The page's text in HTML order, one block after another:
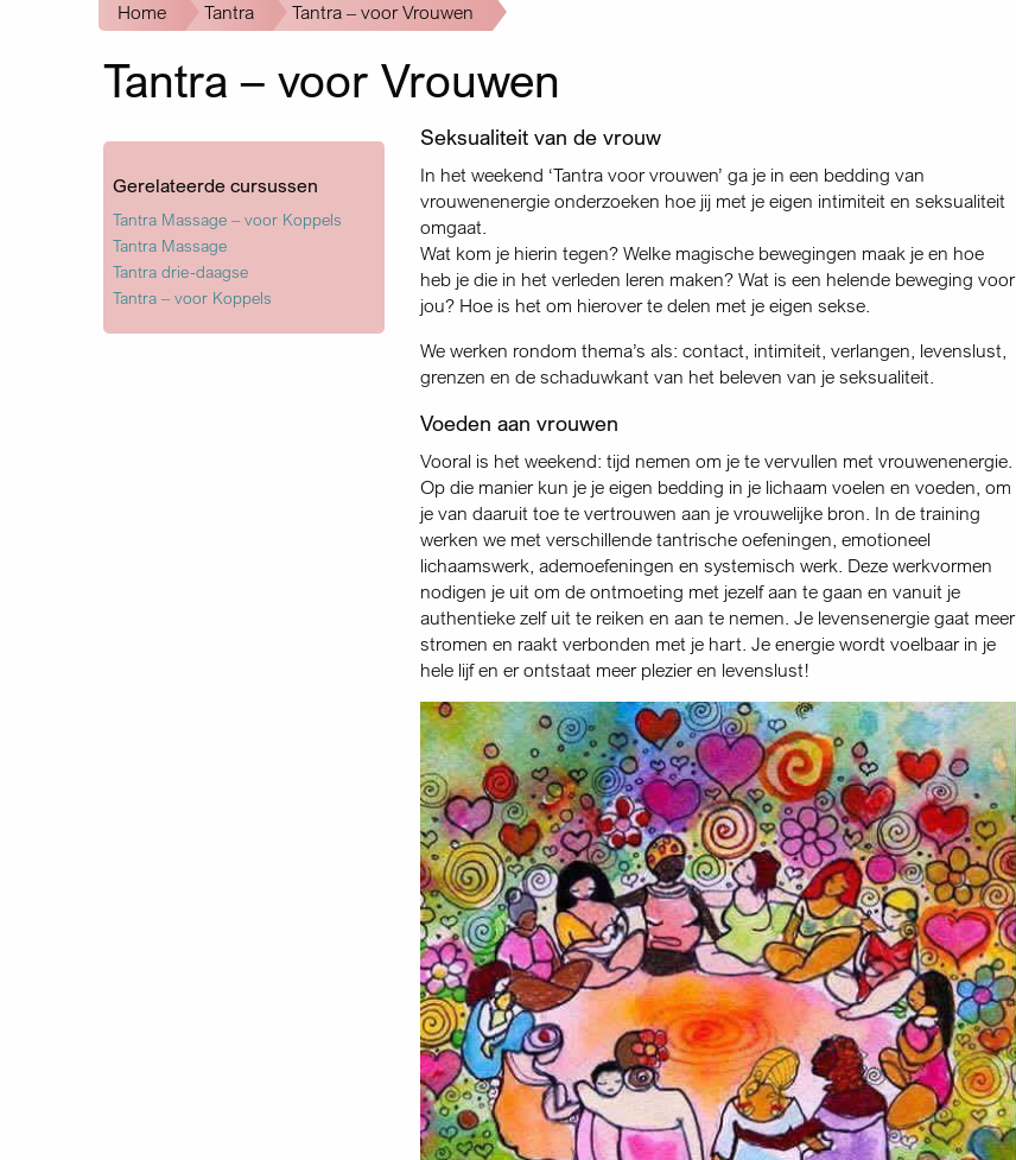
Kruimelpad
Home Tantra Tantra – voor Vrouwen
Tantra – voor Vrouwen
Seksualiteit van de vrouw
In het weekend ‘Tantra voor vrouwen’ ga je in een bedding van
vrouwenenergie onderzoeken hoe jij met je eigen intimiteit en seksualiteit
omgaat.
Wat kom je hierin tegen? Welke magische bewegingen maak je en hoe
heb je die in het verleden leren maken? Wat is een helende beweging voor
jou? Hoe is het om hierover te delen met je eigen sekse.
We werken rondom thema’s als: contact, intimiteit, verlangen, levenslust,
grenzen en de schaduwkant van het beleven van je seksualiteit.
Voeden aan vrouwen
Vooral is het weekend: tijd nemen om je te vervullen met vrouwenenergie.
Op die manier kun je je eigen bedding in je lichaam voelen en voeden, om
je van daaruit toe te vertrouwen aan je vrouwelijke bron. In de training
werken we met verschillende tantrische oefeningen, emotioneel
lichaamswerk, ademoefeningen en systemisch werk. Deze werkvormen
nodigen je uit om de ontmoeting met jezelf aan te gaan en vanuit je
authentieke zelf uit te reiken en aan te nemen. Je levensenergie gaat meer
stromen en raakt verbonden met je hart. Je energie wordt voelbaar in je
hele lijf en er ontstaat meer plezier en levenslust!
Gerelateerde cursussen
Tantra Massage – voor Koppels
Tantra Massage
Tantra drie-daagse
Tantra – voor Koppels